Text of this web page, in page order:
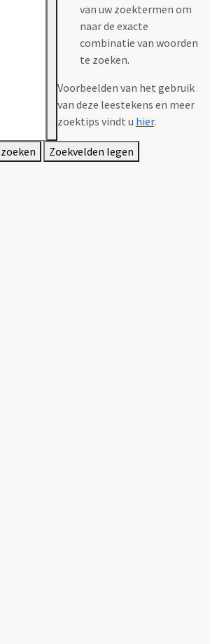
van uw zoektermen om
naar de exacte
combinatie van woorden
te zoeken.
Voorbeelden van het gebruik
van deze leestekens en meer
zoektips vindt u hier.
Zoekvelden legen